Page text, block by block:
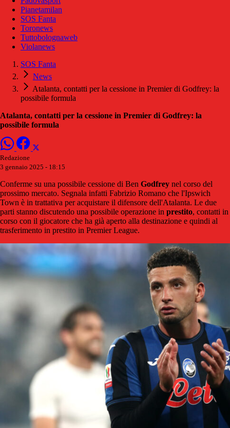
Pianetamilan
SOS Fanta
Toronews
Tuttobolognaweb
Violanews
SOS Fanta
News
Atalanta, contatti per la cessione in Premier di Godfrey: la
possibile formula
Atalanta, contatti per la cessione in Premier di Godfrey: la
possibile formula
Redazione
3 gennaio 2025 - 18:15
Conferme su una possibile cessione di Ben Godfrey nel corso del
prossimo mercato. Segnala infatti Fabrizio Romano che l'Ipswich
Town è in trattativa per acquistare il difensore dell'Atalanta. Le due
parti stanno discutendo una possibile operazione in prestito, contatti in
corso con il giocatore che ha già aperto alla destinazione e quindi al
trasferimento in prestito in Premier League.